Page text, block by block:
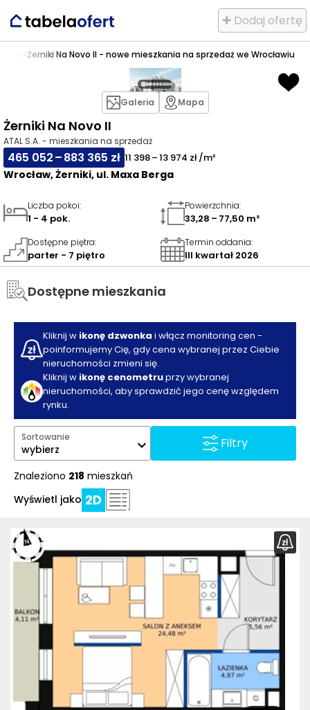
✚ Dodaj ofertę
>Żerniki Na Novo II - nowe mieszkania na sprzedaż we Wrocławiu
Żerniki Na Novo II
ATAL S.A. - mieszkania na sprzedaż
465 052 – 883 365 zł 11 398 – 13 974 zł /m²
Wrocław, Żerniki, ul. Maxa Berga
Galeria Mapa
Liczba pokoi:
1 - 4 pok.
Powierzchnia:
33,28 – 77,50 m²
Dostępne piętra:
parter - 7 piętro
Termin oddania:
III kwartał 2026
Dostępne mieszkania
Kliknij w ikonę dzwonka i włącz monitoring cen -
poinformujemy Cię, gdy cena wybranej przez Ciebie
nieruchomości zmieni się.
Kliknij w ikonę cenometruprzy wybranej
nieruchomości, aby sprawdzić jego cenę względem
rynku.
Filtry
Sortowanie
wybierz
Znaleziono 218 mieszkań
Wyświetl jako